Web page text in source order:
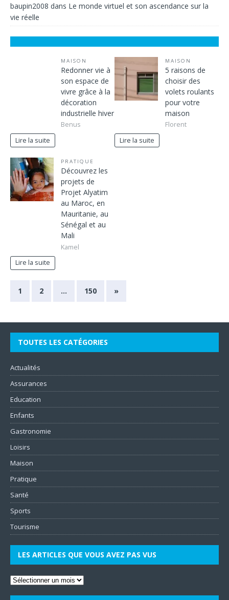
baupin2008 dans Le monde virtuel et son ascendance sur la
vie réelle
MAISON
Redonner vie à
son espace de
vivre grâce à la
décoration
industrielle hiver
Benus
Lire la suite
MAISON
5 raisons de
choisir des
volets roulants
pour votre
maison
Florent
Lire la suite
PRATIQUE
Découvrez les
projets de
Projet Alyatim
au Maroc, en
Mauritanie, au
Sénégal et au
Mali
Kamel
Lire la suite
1 2 … 150 »
TOUTES LES CATÉGORIES
Actualités
Assurances
Education
Enfants
Gastronomie
Loisirs
Maison
Pratique
Santé
Sports
Tourisme
LES ARTICLES QUE VOUS AVEZ PAS VUS